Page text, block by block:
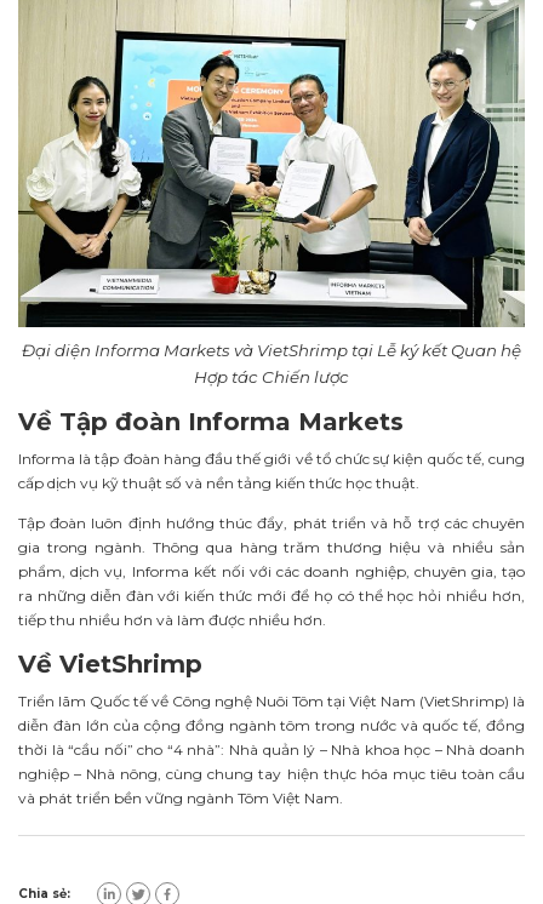
Đại diện Informa Markets và VietShrimp tại Lễ ký kết Quan hệ
Hợp tác Chiến lược
Về Tập đoàn Informa Markets
Informa là tập đoàn hàng đầu thế giới về tổ chức sự kiện quốc tế, cung
cấp dịch vụ kỹ thuật số và nền tảng kiến thức học thuật.
Tập đoàn luôn định hướng thúc đẩy, phát triển và hỗ trợ các chuyên
gia trong ngành. Thông qua hàng trăm thương hiệu và nhiều sản
phẩm, dịch vụ, Informa kết nối với các doanh nghiệp, chuyên gia, tạo
ra những diễn đàn với kiến thức mới để họ có thể học hỏi nhiều hơn,
tiếp thu nhiều hơn và làm được nhiều hơn.
Về VietShrimp
Triển lãm Quốc tế về Công nghệ Nuôi Tôm tại Việt Nam (VietShrimp) là
diễn đàn lớn của cộng đồng ngành tôm trong nước và quốc tế, đồng
thời là “cầu nối” cho “4 nhà”: Nhà quản lý – Nhà khoa học – Nhà doanh
nghiệp – Nhà nông, cùng chung tay hiện thực hóa mục tiêu toàn cầu
và phát triển bền vững ngành Tôm Việt Nam.
Chia sẻ: